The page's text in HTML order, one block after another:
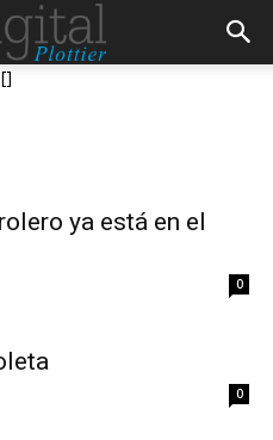
[]
ya está en el
0
0